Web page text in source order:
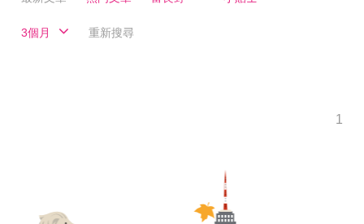
3個月 重新搜尋
1